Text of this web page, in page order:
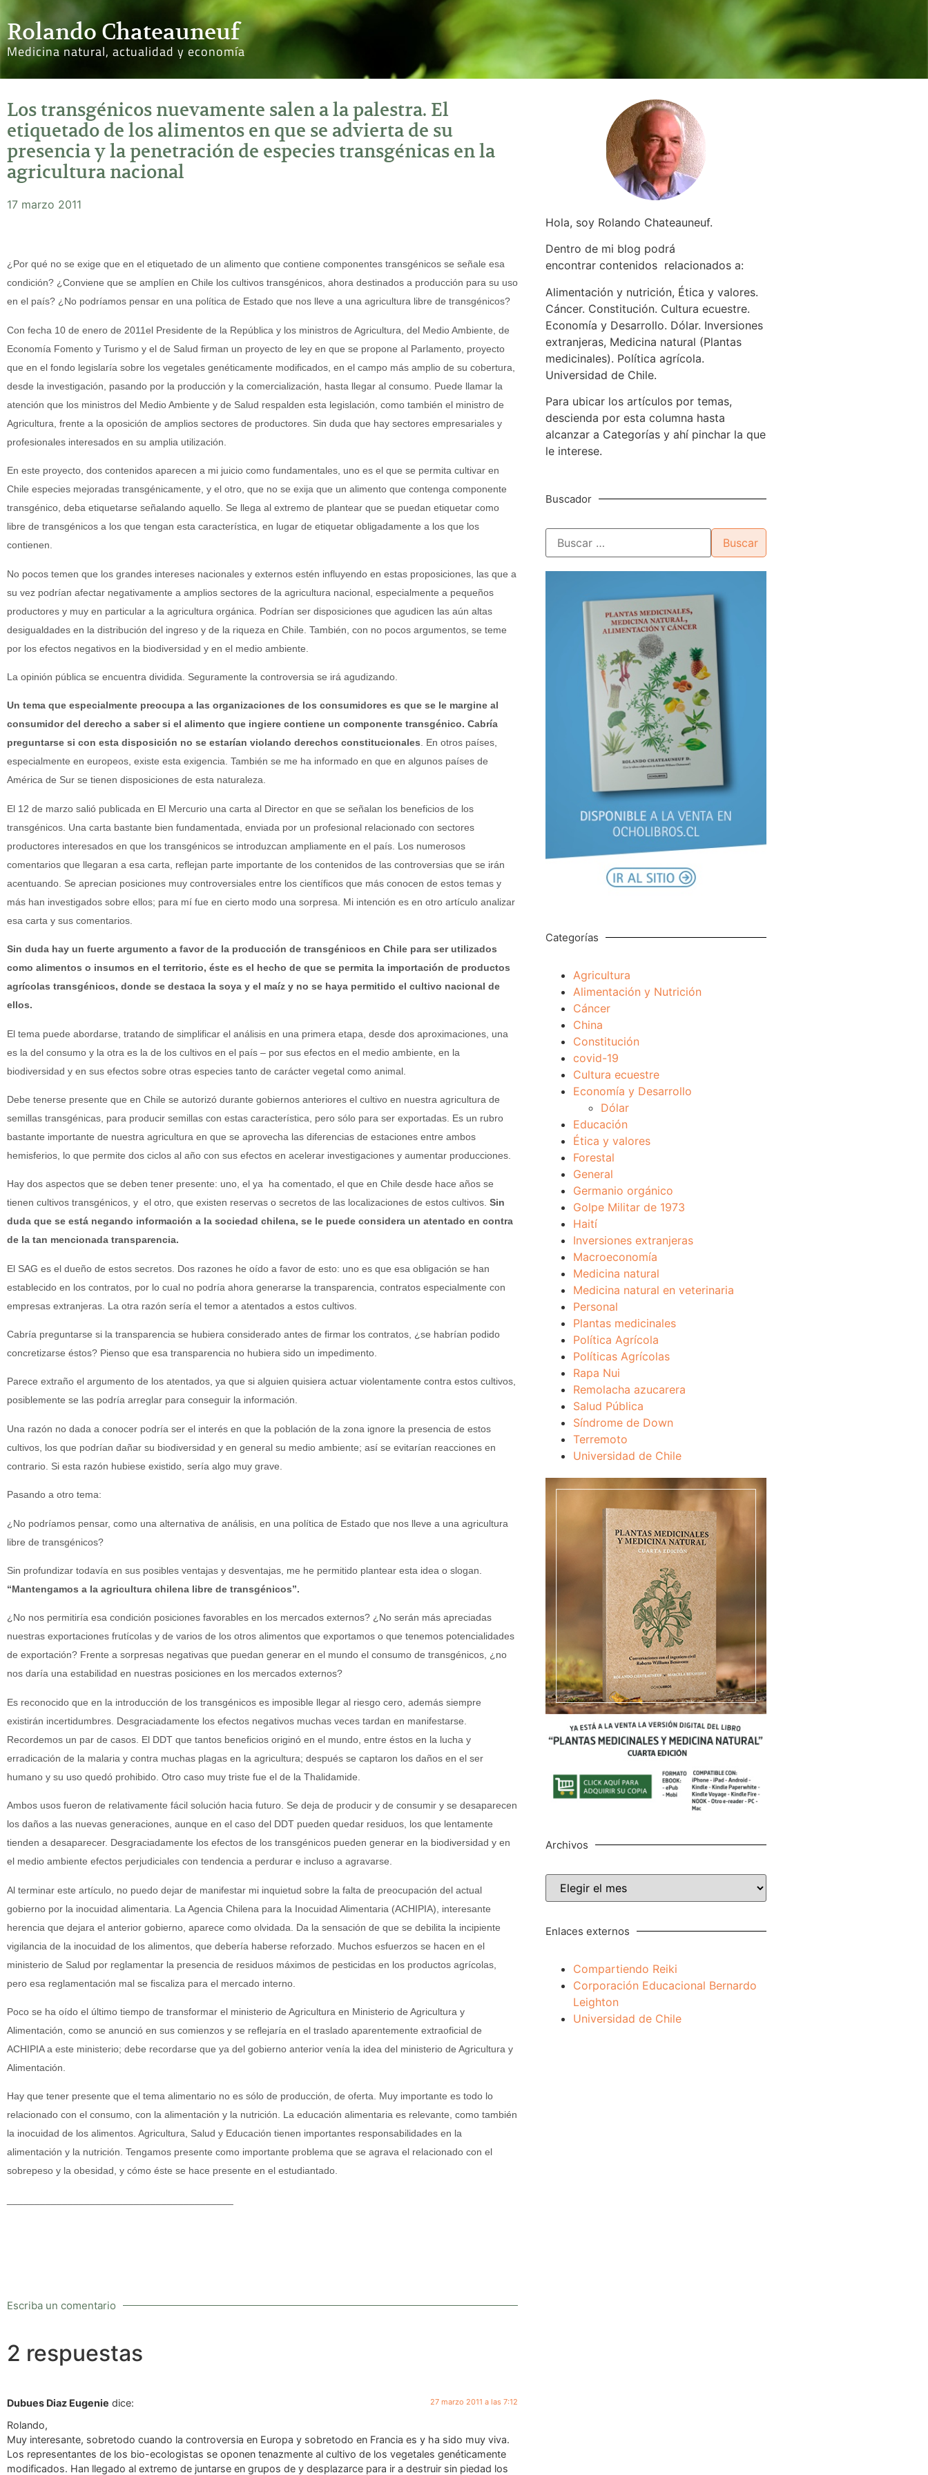
Rolando Chateauneuf
Medicina natural, actualidad y economía
Los transgénicos nuevamente salen a la palestra. El
etiquetado de los alimentos en que se advierta de su
presencia y la penetración de especies transgénicas en la
agricultura nacional
17 marzo 2011
¿Por qué no se exige que en el etiquetado de un alimento que contiene componentes transgénicos se señale esa
condición? ¿Conviene que se amplíen en Chile los cultivos transgénicos, ahora destinados a producción para su uso
en el país? ¿No podríamos pensar en una política de Estado que nos lleve a una agricultura libre de transgénicos?
Con fecha 10 de enero de 2011el Presidente de la República y los ministros de Agricultura, del Medio Ambiente, de
Economía Fomento y Turismo y el de Salud firman un proyecto de ley en que se propone al Parlamento, proyecto
que en el fondo legislaría sobre los vegetales genéticamente modificados, en el campo más amplio de su cobertura,
desde la investigación, pasando por la producción y la comercialización, hasta llegar al consumo. Puede llamar la
atención que los ministros del Medio Ambiente y de Salud respalden esta legislación, como también el ministro de
Agricultura, frente a la oposición de amplios sectores de productores. Sin duda que hay sectores empresariales y
profesionales interesados en su amplia utilización.
En este proyecto, dos contenidos aparecen a mi juicio como fundamentales, uno es el que se permita cultivar en
Chile especies mejoradas transgénicamente, y el otro, que no se exija que un alimento que contenga componente
transgénico, deba etiquetarse señalando aquello. Se llega al extremo de plantear que se puedan etiquetar como
libre de transgénicos a los que tengan esta característica, en lugar de etiquetar obligadamente a los que los
contienen.
No pocos temen que los grandes intereses nacionales y externos estén influyendo en estas proposiciones, las que a
su vez podrían afectar negativamente a amplios sectores de la agricultura nacional, especialmente a pequeños
productores y muy en particular a la agricultura orgánica. Podrían ser disposiciones que agudicen las aún altas
desigualdades en la distribución del ingreso y de la riqueza en Chile. También, con no pocos argumentos, se teme
por los efectos negativos en la biodiversidad y en el medio ambiente.
La opinión pública se encuentra dividida. Seguramente la controversia se irá agudizando.
Un tema que especialmente preocupa a las organizaciones de los consumidores es que se le margine al
consumidor del derecho a saber si el alimento que ingiere contiene un componente transgénico. Cabría
preguntarse si con esta disposición no se estarían violando derechos constitucionales. En otros países,
especialmente en europeos, existe esta exigencia. También se me ha informado en que en algunos países de
América de Sur se tienen disposiciones de esta naturaleza.
El 12 de marzo salió publicada en El Mercurio una carta al Director en que se señalan los beneficios de los
transgénicos. Una carta bastante bien fundamentada, enviada por un profesional relacionado con sectores
productores interesados en que los transgénicos se introduzcan ampliamente en el país. Los numerosos
comentarios que llegaran a esa carta, reflejan parte importante de los contenidos de las controversias que se irán
acentuando. Se aprecian posiciones muy controversiales entre los científicos que más conocen de estos temas y
más han investigados sobre ellos; para mí fue en cierto modo una sorpresa. Mi intención es en otro artículo analizar
esa carta y sus comentarios.
Sin duda hay un fuerte argumento a favor de la producción de transgénicos en Chile para ser utilizados
como alimentos o insumos en el territorio, éste es el hecho de que se permita la importación de productos
agrícolas transgénicos, donde se destaca la soya y el maíz y no se haya permitido el cultivo nacional de
ellos.
El tema puede abordarse, tratando de simplificar el análisis en una primera etapa, desde dos aproximaciones, una
es la del consumo y la otra es la de los cultivos en el país – por sus efectos en el medio ambiente, en la
biodiversidad y en sus efectos sobre otras especies tanto de carácter vegetal como animal.
Debe tenerse presente que en Chile se autorizó durante gobiernos anteriores el cultivo en nuestra agricultura de
semillas transgénicas, para producir semillas con estas característica, pero sólo para ser exportadas. Es un rubro
bastante importante de nuestra agricultura en que se aprovecha las diferencias de estaciones entre ambos
hemisferios, lo que permite dos ciclos al año con sus efectos en acelerar investigaciones y aumentar producciones.
Hay dos aspectos que se deben tener presente: uno, el ya ha comentado, el que en Chile desde hace años se
tienen cultivos transgénicos, y el otro, que existen reservas o secretos de las localizaciones de estos cultivos. Sin
duda que se está negando información a la sociedad chilena, se le puede considera un atentado en contra
de la tan mencionada transparencia.
El SAG es el dueño de estos secretos. Dos razones he oído a favor de esto: uno es que esa obligación se han
establecido en los contratos, por lo cual no podría ahora generarse la transparencia, contratos especialmente con
empresas extranjeras. La otra razón sería el temor a atentados a estos cultivos.
Cabría preguntarse si la transparencia se hubiera considerado antes de firmar los contratos, ¿se habrían podido
concretizarse éstos? Pienso que esa transparencia no hubiera sido un impedimento.
Parece extraño el argumento de los atentados, ya que si alguien quisiera actuar violentamente contra estos cultivos,
posiblemente se las podría arreglar para conseguir la información.
Una razón no dada a conocer podría ser el interés en que la población de la zona ignore la presencia de estos
cultivos, los que podrían dañar su biodiversidad y en general su medio ambiente; así se evitarían reacciones en
contrario. Si esta razón hubiese existido, sería algo muy grave.
Pasando a otro tema:
¿No podríamos pensar, como una alternativa de análisis, en una política de Estado que nos lleve a una agricultura
libre de transgénicos?
Sin profundizar todavía en sus posibles ventajas y desventajas, me he permitido plantear esta idea o slogan.
“Mantengamos a la agricultura chilena libre de transgénicos”.
¿No nos permitiría esa condición posiciones favorables en los mercados externos? ¿No serán más apreciadas
nuestras exportaciones frutícolas y de varios de los otros alimentos que exportamos o que tenemos potencialidades
de exportación? Frente a sorpresas negativas que puedan generar en el mundo el consumo de transgénicos, ¿no
nos daría una estabilidad en nuestras posiciones en los mercados externos?
Es reconocido que en la introducción de los transgénicos es imposible llegar al riesgo cero, además siempre
existirán incertidumbres. Desgraciadamente los efectos negativos muchas veces tardan en manifestarse.
Recordemos un par de casos. El DDT que tantos beneficios originó en el mundo, entre éstos en la lucha y
erradicación de la malaria y contra muchas plagas en la agricultura; después se captaron los daños en el ser
humano y su uso quedó prohibido. Otro caso muy triste fue el de la Thalidamide.
Ambos usos fueron de relativamente fácil solución hacia futuro. Se deja de producir y de consumir y se desaparecen
los daños a las nuevas generaciones, aunque en el caso del DDT pueden quedar residuos, los que lentamente
tienden a desaparecer. Desgraciadamente los efectos de los transgénicos pueden generar en la biodiversidad y en
el medio ambiente efectos perjudiciales con tendencia a perdurar e incluso a agravarse.
Al terminar este artículo, no puedo dejar de manifestar mi inquietud sobre la falta de preocupación del actual
gobierno por la inocuidad alimentaria. La Agencia Chilena para la Inocuidad Alimentaria (ACHIPIA), interesante
herencia que dejara el anterior gobierno, aparece como olvidada. Da la sensación de que se debilita la incipiente
vigilancia de la inocuidad de los alimentos, que debería haberse reforzado. Muchos esfuerzos se hacen en el
ministerio de Salud por reglamentar la presencia de residuos máximos de pesticidas en los productos agrícolas,
pero esa reglamentación mal se fiscaliza para el mercado interno.
Poco se ha oído el último tiempo de transformar el ministerio de Agricultura en Ministerio de Agricultura y
Alimentación, como se anunció en sus comienzos y se reflejaría en el traslado aparentemente extraoficial de
ACHIPIA a este ministerio; debe recordarse que ya del gobierno anterior venía la idea del ministerio de Agricultura y
Alimentación.
Hay que tener presente que el tema alimentario no es sólo de producción, de oferta. Muy importante es todo lo
relacionado con el consumo, con la alimentación y la nutrición. La educación alimentaria es relevante, como también
la inocuidad de los alimentos. Agricultura, Salud y Educación tienen importantes responsabilidades en la
alimentación y la nutrición. Tengamos presente como importante problema que se agrava el relacionado con el
sobrepeso y la obesidad, y cómo éste se hace presente en el estudiantado.
Escriba un comentario
2 respuestas
Dubues Diaz Eugenie dice: 27 marzo 2011 a las 7:12
Rolando,
Muy interesante, sobretodo cuando la controversia en Europa y sobretodo en Francia es y ha sido muy viva.
Los representantes de los bio-ecologistas se oponen tenazmente al cultivo de los vegetales genéticamente
modificados. Han llegado al extremo de juntarse en grupos de y desplazarce para ir a destruir sin piedad los
Hola, soy Rolando Chateauneuf.
Dentro de mi blog podrá
encontrar contenidos relacionados a:
Alimentación y nutrición, Ética y valores.
Cáncer. Constitución. Cultura ecuestre.
Economía y Desarrollo. Dólar. Inversiones
extranjeras, Medicina natural (Plantas
medicinales). Política agrícola.
Universidad de Chile.
Para ubicar los artículos por temas,
descienda por esta columna hasta
alcanzar a Categorías y ahí pinchar la que
le interese.
Buscador
Categorías
Agricultura
Alimentación y Nutrición
Cáncer
China
Constitución
covid-19
Cultura ecuestre
Economía y Desarrollo
Dólar
Educación
Ética y valores
Forestal
General
Germanio orgánico
Golpe Militar de 1973
Haití
Inversiones extranjeras
Macroeconomía
Medicina natural
Medicina natural en veterinaria
Personal
Plantas medicinales
Política Agrícola
Políticas Agrícolas
Rapa Nui
Remolacha azucarera
Salud Pública
Síndrome de Down
Terremoto
Universidad de Chile
Archivos
Enlaces externos
Compartiendo Reiki
Corporación Educacional Bernardo
Leighton
Universidad de Chile